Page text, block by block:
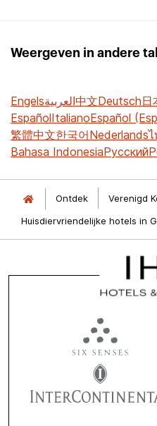
Weergeven in andere
Engelsالعربية中文Deutsch日
EspañolItalianoEspañol
繁體中文한국어Nederlands
Bahasa IndonesiaРусский
Ontdek Verenigd
Huisdiervriendelijke hotels in